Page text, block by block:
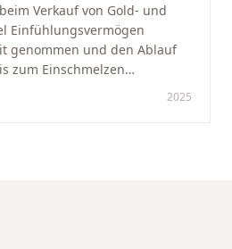
Verkauf von Gold- und
Einfühlungsvermögen
genommen und den Ablauf
zum Einschmelzen
gestaltet. Diskreter,
2025